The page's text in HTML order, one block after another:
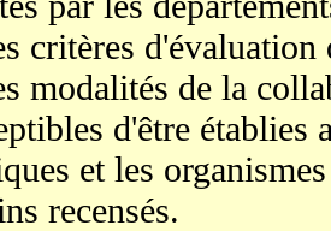
critères d'évaluation
modalités de la
d'être établies
et les
recensés.